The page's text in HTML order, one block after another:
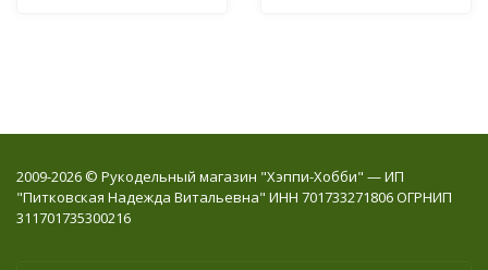
2009-2026 © Рукодельный магазин "Хэппи-Хобби" — ИП
"Питковская Надежда Витальевна" ИНН 701733271806 ОГРНИП
311701735300216